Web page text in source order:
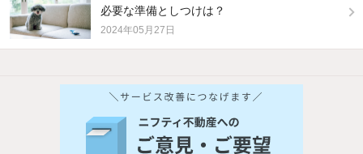
必要な準備としつけは？
2024年05月27日